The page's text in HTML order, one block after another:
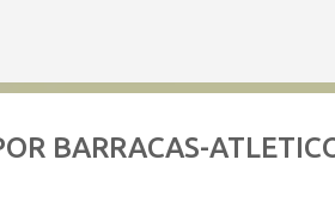
BARRACAS-